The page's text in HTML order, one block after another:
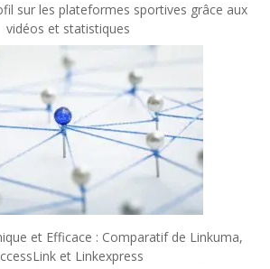
sur les plateformes sportives grâce aux
vidéos et statistiques
et Efficace : Comparatif de Linkuma,
et Linkexpress